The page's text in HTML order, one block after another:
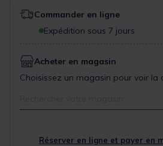
Commander en ligne
Expédition sous 7 jours
Acheter en magasin
Choisissez un magasin pour voir la
Réserver en ligne et payer en